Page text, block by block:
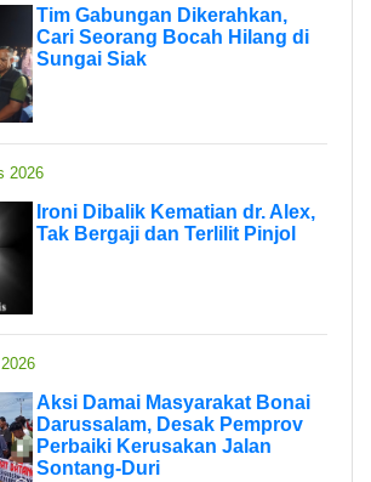
Tim Gabungan Dikerahkan,
Cari Seorang Bocah Hilang di
Sungai Siak
2026
Ironi Dibalik Kematian dr. Alex,
Tak Bergaji dan Terlilit Pinjol
Aksi Damai Masyarakat Bonai
Darussalam, Desak Pemprov
Perbaiki Kerusakan Jalan
Sontang-Duri